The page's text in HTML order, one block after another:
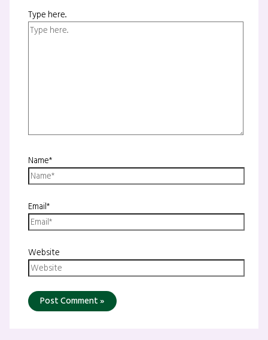
Type here..
Name*
Email*
Website